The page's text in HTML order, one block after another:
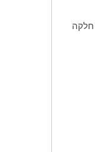
חלקה